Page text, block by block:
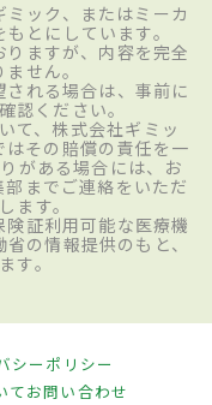
ック、またはミーカ
とにしています。
ますが、内容を完全
せん。
れる場合は、事前に
認ください。
て、株式会社ギミッ
その賠償の責任を一
がある場合には、お
までご連絡をいただ
ます。
証利用可能な医療機
の情報提供のもと、
す。
シーポリシー
てお問い合わせ